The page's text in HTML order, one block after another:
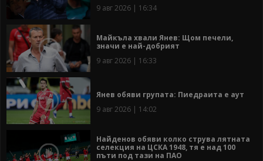
9 авг 2026 | 16:34
Майкъла хвали Янев: Щом печели,
значи е най-добрият
9 авг 2026 | 16:33
Янев обяви групата: Пиедраита е аут
9 авг 2026 | 14:02
Найденов обяви колко струва лятната
селекция на ЦСКА 1948, тя е над 100
пъти под тази на ПАО